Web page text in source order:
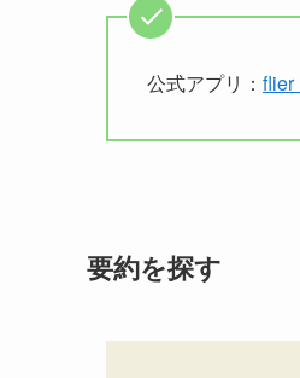
公式アプリ： flier
要約を探す